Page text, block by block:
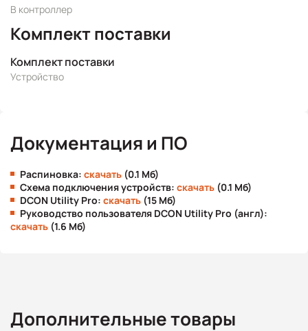
В контроллер
Комплект поставки
Комплект поставки
Устройство
Документация и ПО
Распиновка: скачать (0.1 Мб)
Схема подключения устройств: скачать (0.1 Мб)
DCON Utility Pro: скачать (15 Мб)
Руководство пользователя DCON Utility Pro (англ):
скачать (1.6 Мб)
Дополнительные товары